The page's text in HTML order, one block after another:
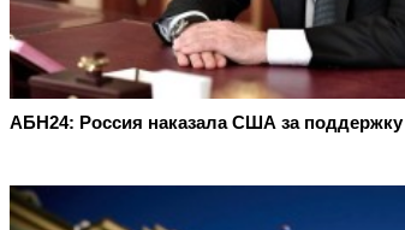
АБН24: Россия наказала США за поддержку